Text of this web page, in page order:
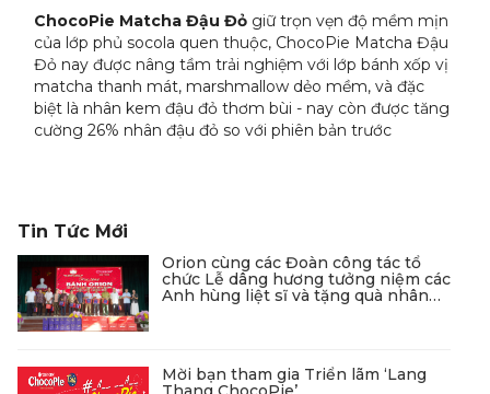
Tin Tức Mới
Orion cùng các Đoàn công tác tổ
chức Lễ dâng hương tưởng niệm các
Anh hùng liệt sĩ và tặng quà nhân
Mời bạn tham gia Triển lãm ‘Lang
ChocoPie Matcha Đậu Đỏ giữ trọn vẹn độ mềm mịn
của lớp phủ socola quen thuộc, ChocoPie Matcha Đậu
Đỏ nay được nâng tầm trải nghiệm với lớp bánh xốp vị
matcha thanh mát, marshmallow dẻo mềm, và đặc
biệt là nhân kem đậu đỏ thơm bùi - nay còn được tăng
cường 26% nhân đậu đỏ so với phiên bản trước